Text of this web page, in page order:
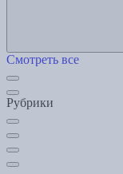
Смотреть все
Рубрики